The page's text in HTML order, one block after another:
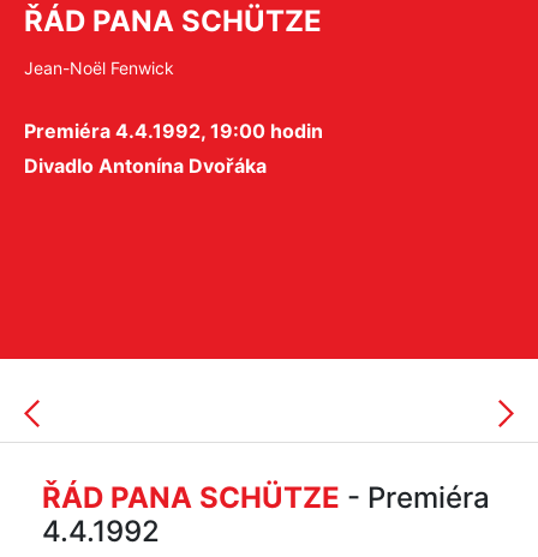
ŘÁD PANA SCHÜTZE
Jean-Noël Fenwick
Premiéra 4.4.1992, 19:00 hodin
Divadlo Antonína Dvořáka
ŘÁD PANA SCHÜTZE - Premiéra
4.4.1992